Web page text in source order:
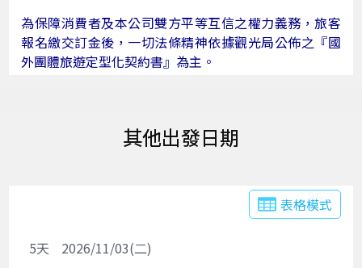
為保障消費者及本公司雙方平等互信之權力義務，旅客
報名繳交訂金後，一切法條精神依據觀光局公佈之 『國
外團體旅遊定型化契約書』 為主。
出發日期
表格模式
2026/11/03(二)
5天